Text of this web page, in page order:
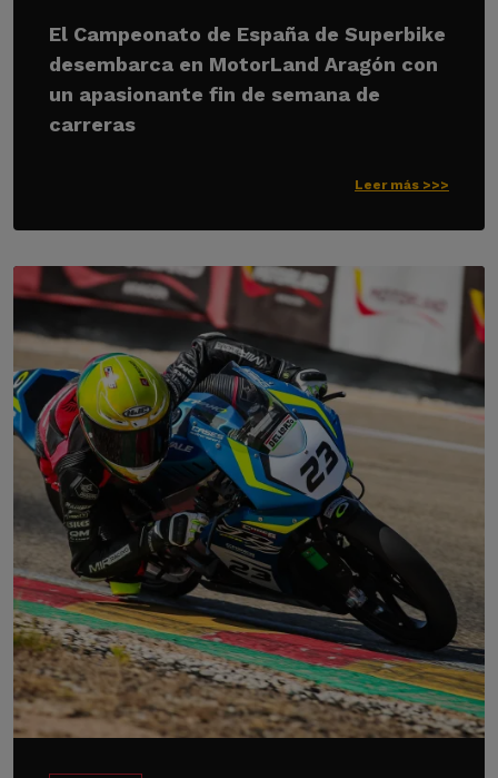
El Campeonato de España de Superbike
desembarca en MotorLand Aragón con
un apasionante fin de semana de
carreras
Leer más >>>